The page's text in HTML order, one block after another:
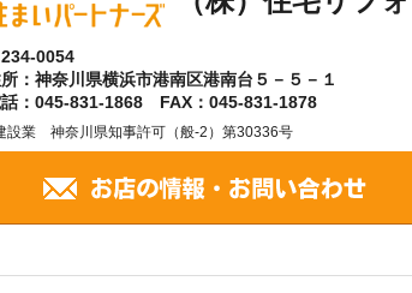
0054
：神奈川県横浜市港南区港南台５－５－１
話：045-831-1868 FAX：045-831-1878
設業 神奈川県知事許可（般-2）第30336号